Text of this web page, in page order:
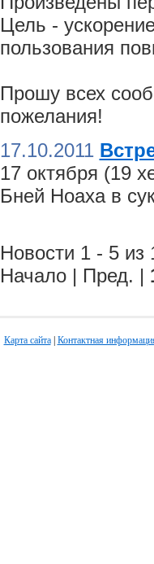
Цель -
пользования
Прошу всех
пожелания!
17.10.2011
17 октября (19
Бней Ноаха в
Новости 1 - 5 из
Начало | Пред. |
Карта сайта| Контактная